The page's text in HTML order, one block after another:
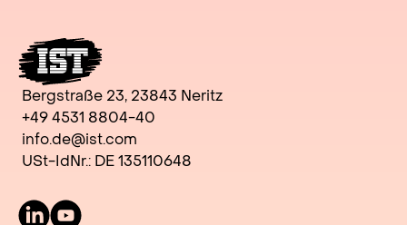
Bergstraße 23, 23843 Neritz
+49 4531 8804-40
info.de@ist.com
USt-IdNr.: DE 135110648
LinkedInYoutube